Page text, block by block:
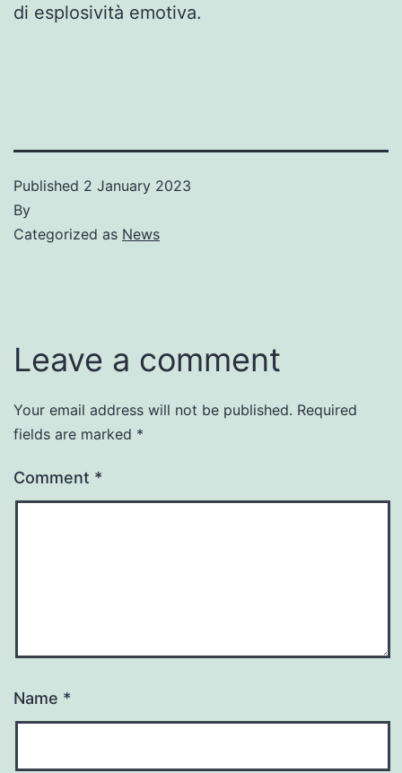
di esplosività emotiva.
Published 2 January 2023
By
Categorized as News
Leave a comment
Your email address will not be published. Required
fields are marked *
Comment *
Name *